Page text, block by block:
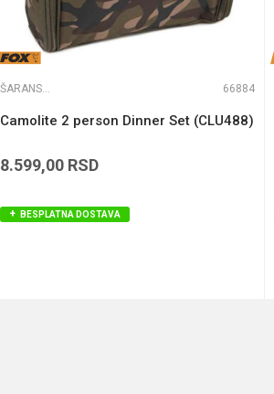
ŠARANSKE TORBE 66884
Camolite 2 person Dinner Set (CLU488)
8.599,00 RSD
BESPLATNA DOSTAVA